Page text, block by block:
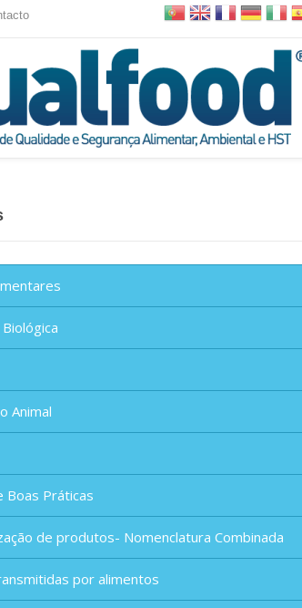
Animal
Boas Práticas
de produtos- Nomenclatura Combinada
por alimentos